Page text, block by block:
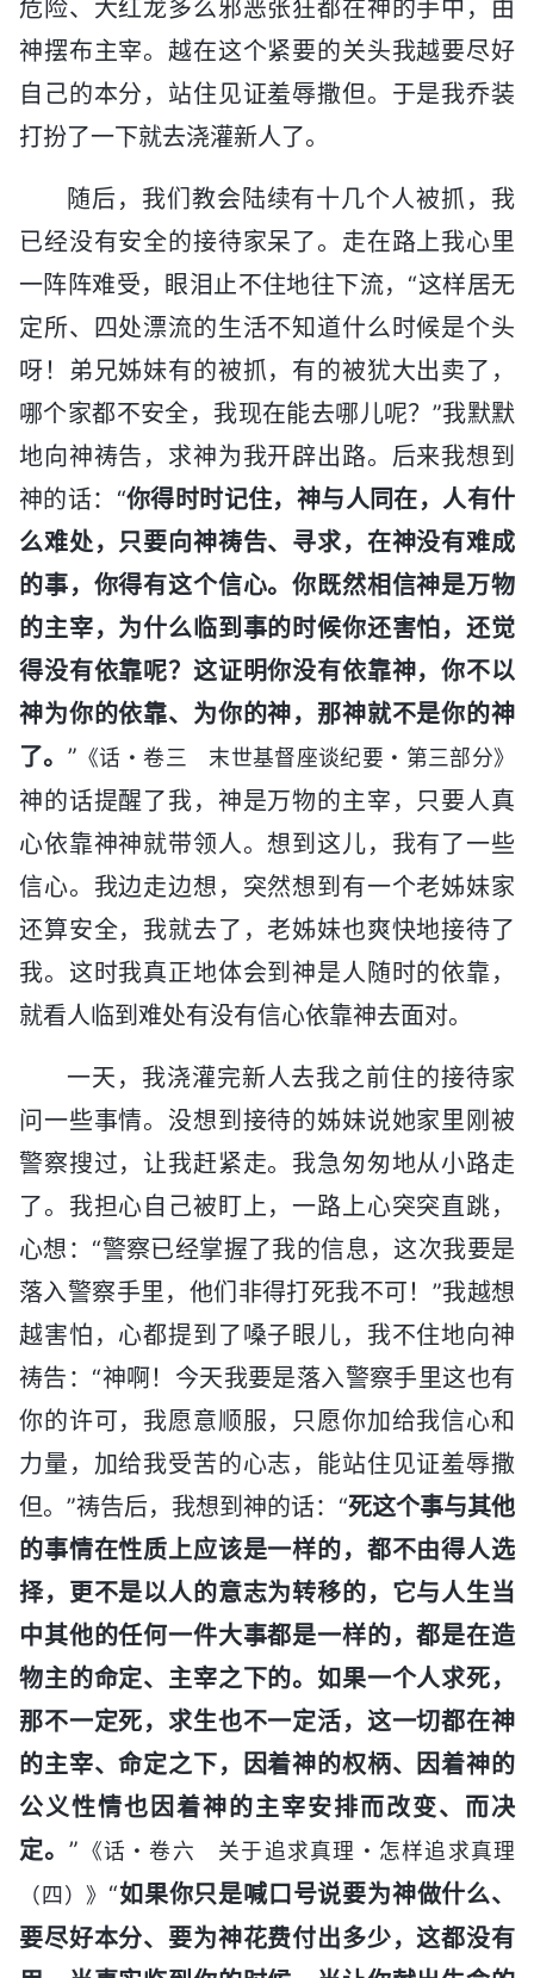
危险、大红龙多么邪恶张狂都在神的手中，由
神摆布主宰。越在这个紧要的关头我越要尽好
自己的本分，站住见证羞辱撒但。于是我乔装
打扮了一下就去浇灌新人了。
随后，我们教会陆续有十几个人被抓，我
已经没有安全的接待家呆了。走在路上我心里
一阵阵难受，眼泪止不住地往下流，“这样居无
定所、四处漂流的生活不知道什么时候是个头
呀！弟兄姊妹有的被抓，有的被犹大出卖了，
哪个家都不安全，我现在能去哪儿呢？”我默默
地向神祷告，求神为我开辟出路。后来我想到
神的话：“你得时时记住，神与人同在，人有什
么难处，只要向神祷告、寻求，在神没有难成
的事，你得有这个信心。你既然相信神是万物
的主宰，为什么临到事的时候你还害怕，还觉
得没有依靠呢？这证明你没有依靠神，你不以
神为你的依靠、为你的神，那神就不是你的神
了。 ” 《话・卷三 末世基督座谈纪要・第三部分》
神的话提醒了我，神是万物的主宰，只要人真
心依靠神神就带领人。想到这儿，我有了一些
信心。我边走边想，突然想到有一个老姊妹家
还算安全，我就去了，老姊妹也爽快地接待了
我。这时我真正地体会到神是人随时的依靠，
就看人临到难处有没有信心依靠神去面对。
一天，我浇灌完新人去我之前住的接待家
问一些事情。没想到接待的姊妹说她家里刚被
警察搜过，让我赶紧走。我急匆匆地从小路走
了。我担心自己被盯上，一路上心突突直跳，
心想：“警察已经掌握了我的信息，这次我要是
落入警察手里，他们非得打死我不可！”我越想
越害怕，心都提到了嗓子眼儿，我不住地向神
祷告：“神啊！今天我要是落入警察手里这也有
你的许可，我愿意顺服，只愿你加给我信心和
力量，加给我受苦的心志，能站住见证羞辱撒
但。”祷告后，我想到神的话：“死这个事与其他
的事情在性质上应该是一样的，都不由得人选
择，更不是以人的意志为转移的，它与人生当
中其他的任何一件大事都是一样的，都是在造
物主的命定、主宰之下的。如果一个人求死，
那不一定死，求生也不一定活，这一切都在神
的主宰、命定之下，因着神的权柄、因着神的
公义性情也因着神的主宰安排而改变、而决
定。” 《话・卷六 关于追求真理・怎样追求真理
（四）》 “如果你只是喊口号说要为神做什么、
要尽好本分、要为神花费付出多少，这都没有